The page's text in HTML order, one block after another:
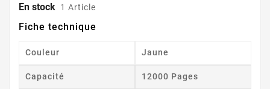
En stock 1 Article
Fiche technique
Couleur Jaune
Capacité 12000 Pages